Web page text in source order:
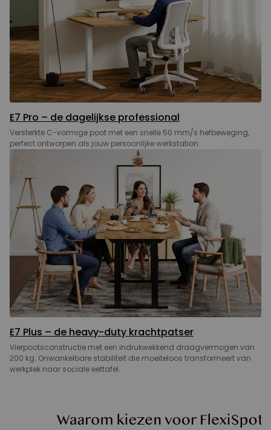
E7 Pro – de dagelijkse professional
Versterkte C-vormige poot met een snelle 50 mm/s hefbeweging,
perfect ontworpen als jouw persoonlijke werkstation.
E7 Plus – de heavy-duty krachtpatser
Vierpootsconstructie met een indrukwekkend draagvermogen van
200 kg. Onwankelbare stabiliteit die moeiteloos transformeert van
werkplek naar sociale eettafel.